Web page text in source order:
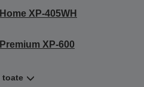
XP-405WH
XP-600
toate